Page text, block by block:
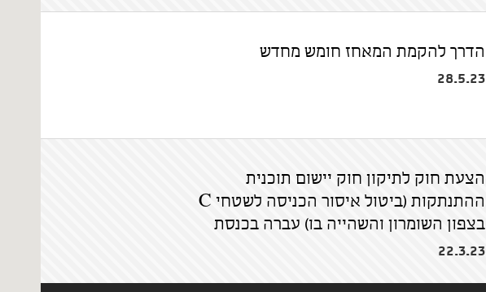
הדרך להקמת המאחז חומש מחדש
28.5.23
הצעת חוק לתיקון חוק יישום תוכנית
ההתנתקות (ביטול איסור הכניסה לשטחי C
בצפון השומרון והשהייה בו) עברה בכנסת
22.3.23